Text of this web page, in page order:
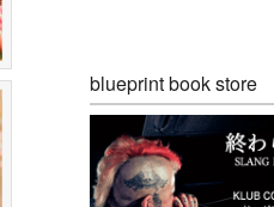
blueprint book store